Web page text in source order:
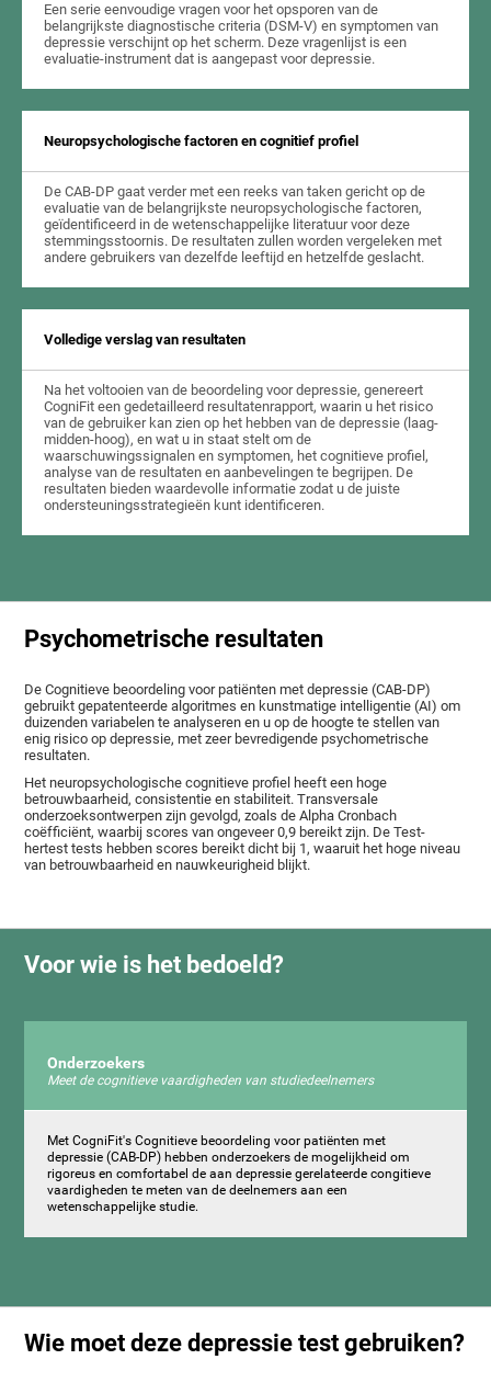
Een serie eenvoudige vragen voor het opsporen van de
belangrijkste diagnostische criteria (DSM-V) en symptomen van
depressie verschijnt op het scherm. Deze vragenlijst is een
evaluatie-instrument dat is aangepast voor depressie.
Neuropsychologische factoren en cognitief profiel
De CAB-DP gaat verder met een reeks van taken gericht op de
evaluatie van de belangrijkste neuropsychologische factoren,
geïdentificeerd in de wetenschappelijke literatuur voor deze
stemmingsstoornis. De resultaten zullen worden vergeleken met
andere gebruikers van dezelfde leeftijd en hetzelfde geslacht.
Volledige verslag van resultaten
Na het voltooien van de beoordeling voor depressie, genereert
CogniFit een gedetailleerd resultatenrapport, waarin u het risico
van de gebruiker kan zien op het hebben van de depressie (laag-
midden-hoog), en wat u in staat stelt om de
waarschuwingssignalen en symptomen, het cognitieve profiel,
analyse van de resultaten en aanbevelingen te begrijpen. De
resultaten bieden waardevolle informatie zodat u de juiste
ondersteuningsstrategieën kunt identificeren.
Psychometrische resultaten
De Cognitieve beoordeling voor patiënten met depressie (CAB-DP)
gebruikt gepatenteerde algoritmes en kunstmatige intelligentie (AI) om
duizenden variabelen te analyseren en u op de hoogte te stellen van
enig risico op depressie, met zeer bevredigende psychometrische
resultaten.
Het neuropsychologische cognitieve profiel heeft een hoge
betrouwbaarheid, consistentie en stabiliteit. Transversale
onderzoeksontwerpen zijn gevolgd, zoals de Alpha Cronbach
coëfficiënt, waarbij scores van ongeveer 0,9 bereikt zijn. De Test-
hertest tests hebben scores bereikt dicht bij 1, waaruit het hoge niveau
van betrouwbaarheid en nauwkeurigheid blijkt.
Voor wie is het bedoeld?
Onderzoekers
Meet de cognitieve vaardigheden van studiedeelnemers
Met CogniFit's Cognitieve beoordeling voor patiënten met
depressie (CAB-DP) hebben onderzoekers de mogelijkheid om
rigoreus en comfortabel de aan depressie gerelateerde congitieve
vaardigheden te meten van de deelnemers aan een
wetenschappelijke studie.
Wie moet deze depressie test gebruiken?